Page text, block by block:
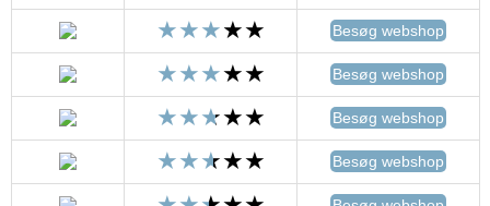
Besøg webshop
Besøg webshop
Besøg webshop
Besøg webshop